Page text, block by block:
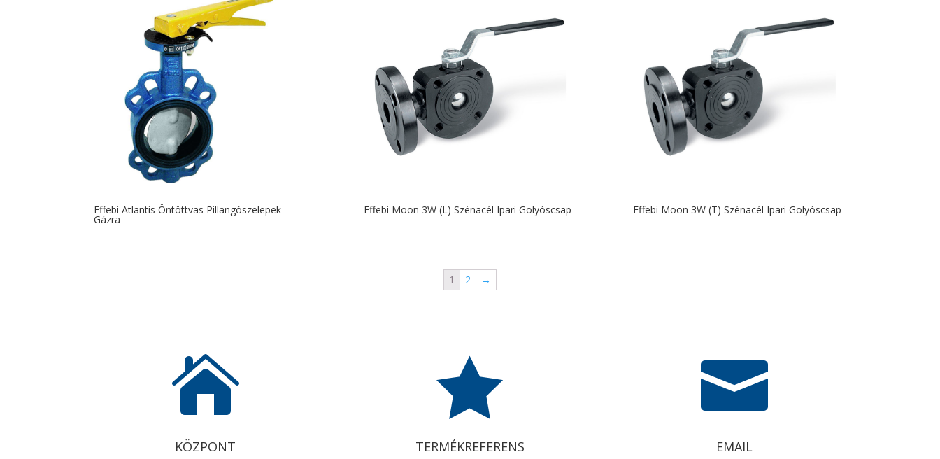
Effebi Atlantis Öntöttvas Pillangószelepek
Gázra
Effebi Moon 3W (L) Szénacél Ipari Golyóscsap Effebi Moon 3W (T) Szénacél Ipari Golyóscsap
1 2 →

KÖZPONT

TERMÉKREFERENS

EMAIL